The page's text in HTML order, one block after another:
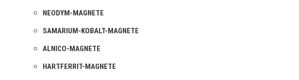
NEODYM-MAGNETE
SAMARIUM-KOBALT-MAGNETE
ALNICO-MAGNETE
HARTFERRIT-MAGNETE